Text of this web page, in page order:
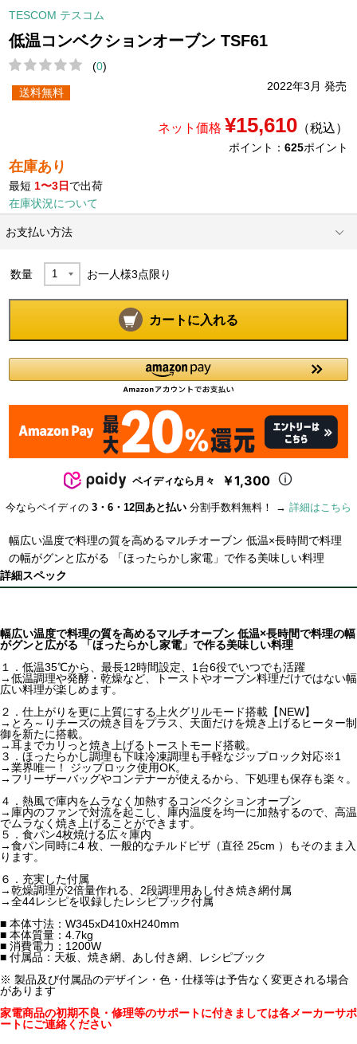
TESCOM テスコム
低温コンベクションオーブン TSF61
(0)
2022年3月 発売
送料無料
ネット価格 ¥15,610（税込）
ポイント： 625ポイント
在庫あり
最短 1〜3日 で出荷
在庫状況について
お支払い方法
数量 お一人様3点限り
カートに入れる
ペイディなら月々 ￥1,300
今ならペイディの 3・6・12回あと払い 分割手数料無料！ → 詳細はこちら
幅広い温度で料理の質を高めるマルチオーブン 低温×長時間で料理
の幅がグンと広がる 「ほったらかし家電」で作る美味しい料理
詳細スペック
幅広い温度で料理の質を高めるマルチオーブン 低温×長時間で料理の幅
がグンと広がる 「ほったらかし家電」で作る美味しい料理
１．低温35℃から、最長12時間設定、1台6役でいつでも活躍
→低温調理や発酵・乾燥など、トーストやオーブン料理だけではない幅
広い料理が楽しめます。
２．仕上がりを更に上質にする上火グリルモード搭載【NEW】
→とろ～りチーズの焼き目をプラス、天面だけを焼き上げるヒーター制
御を新たに搭載。
→耳までカリっと焼き上げるトーストモード搭載。
３．ほったらかし調理も下味冷凍調理も手軽なジップロック対応※1
→業界唯一！ ジップロック使用OK。
→フリーザーバッグやコンテナーが使えるから、下処理も保存も楽々。
４．熱風で庫内をムラなく加熱するコンベクションオーブン
→庫内のファンで対流を起こし、庫内温度を均一に加熱するので、高温
でムラなく焼き上げることができます。
５．食パン4枚焼ける広々庫内
→食パン同時に4 枚、一般的なチルドピザ（直径 25cm ）もそのまま入
ります。
６．充実した付属
→乾燥調理が2倍量作れる、2段調理用あし付き焼き網付属
→全44レシピを収録したレシピブック付属
■ 本体寸法：W345xD410xH240mm
■ 本体質量：4.7kg
■ 消費電力：1200W
■ 付属品：天板、焼き網、あし付き網、レシピブック
※ 製品及び付属品のデザイン・色・仕様等は予告なく変更される場合
があります
家電商品の初期不良・修理等のサポートに付きましては各メーカーサポ
ートにご連絡ください